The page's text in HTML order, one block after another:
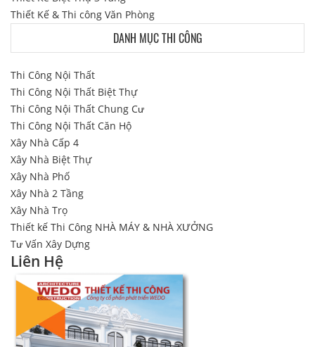
Thiết Kế & Thi công Văn Phòng
DANH MỤC THI CÔNG
Thi Công Nội Thất
Thi Công Nội Thất Biệt Thự
Thi Công Nội Thất Chung Cư
Thi Công Nội Thất Căn Hộ
Xây Nhà Cấp 4
Xây Nhà Biệt Thự
Xây Nhà Phố
Xây Nhà 2 Tầng
Xây Nhà Trọ
Thiết kế Thi Công NHÀ MÁY & NHÀ XƯỞNG
Tư Vấn Xây Dựng
Liên Hệ